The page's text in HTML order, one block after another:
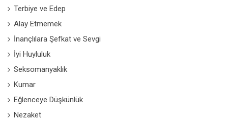
Terbiye ve Edep
Alay Etmemek
İnançlılara Şefkat ve Sevgi
İyi Huyluluk
Seksomanyaklık
Kumar
Eğlenceye Düşkünlük
Nezaket